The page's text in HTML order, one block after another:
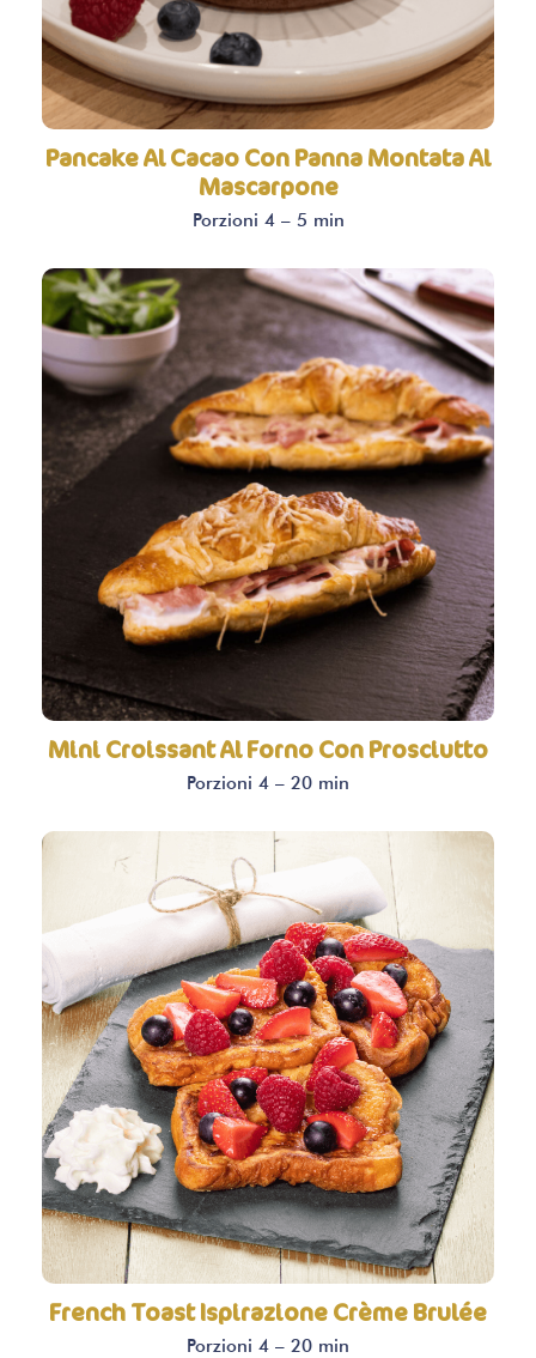
Pancake Al Cacao Con Panna Montata Al
Mascarpone
Porzioni 4 – 5 min
Mini Croissant Al Forno Con Prosciutto
Porzioni 4 – 20 min
French Toast Ispirazione Crème Brulée
Porzioni 4 – 20 min